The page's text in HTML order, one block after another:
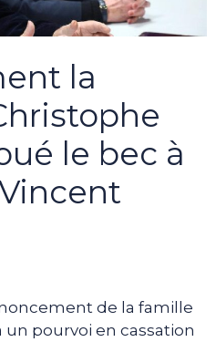
la
le bec à
de la famille
un pourvoi en cassation